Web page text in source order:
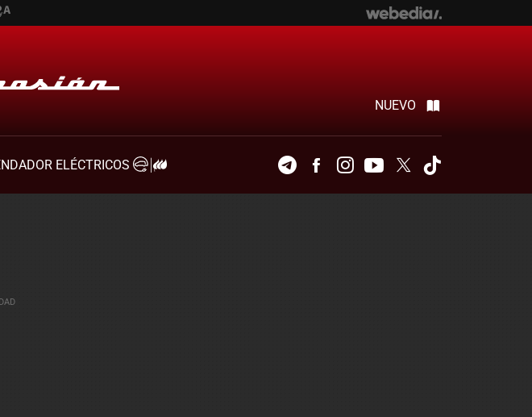
NUEVO
ELÉCTRICOS
TelegramFacebookInstagramYoutubeTwitter